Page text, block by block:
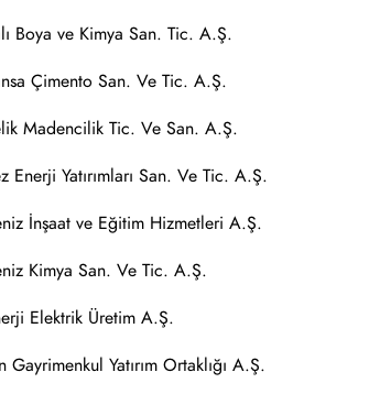
Boya ve Kimya San. Tic. A.Ş.
Çimento San. Ve Tic. A.Ş.
Madencilik Tic. Ve San. A.Ş.
Enerji Yatırımları San. Ve Tic. A.Ş.
İnşaat ve Eğitim Hizmetleri A.Ş.
Kimya San. Ve Tic. A.Ş.
Elektrik Üretim A.Ş.
Gayrimenkul Yatırım Ortaklığı A.Ş.